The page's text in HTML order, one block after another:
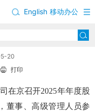
移动办公
English
20
打印
京召开2025年年度股
董事、高级管理人员参